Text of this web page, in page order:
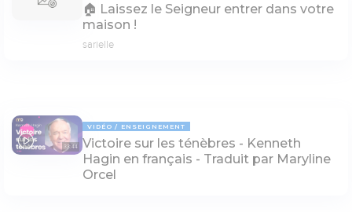
🏠 Laissez le Seigneur entrer dans votre
maison !
sarielle
33:44
VIDÉO ENSEIGNEMENT
Victoire sur les ténèbres - Kenneth
Hagin en français - Traduit par Maryline
Orcel